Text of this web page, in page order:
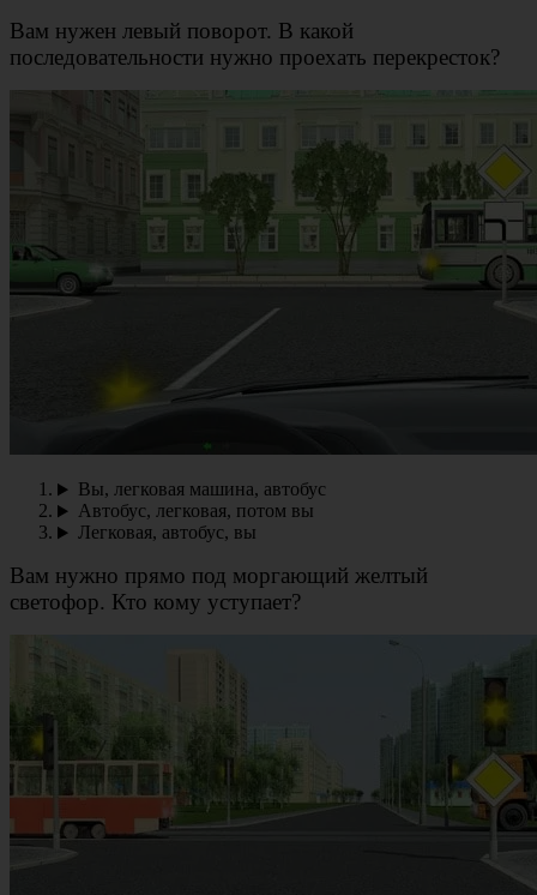
Вам нужен левый поворот. В какой
последовательности нужно проехать перекресток?
Вы, легковая машина, автобус
Автобус, легковая, потом вы
Легковая, автобус, вы
Вам нужно прямо под моргающий желтый
светофор. Кто кому уступает?